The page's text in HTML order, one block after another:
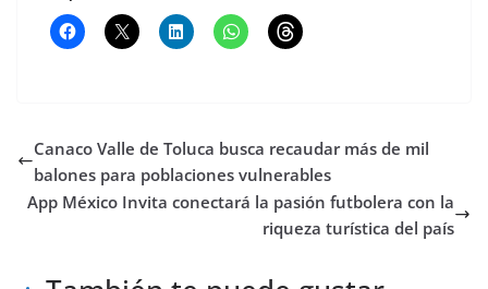
Canaco Valle de Toluca busca recaudar más de mil
balones para poblaciones vulnerables
App México Invita conectará la pasión futbolera con la
riqueza turística del país